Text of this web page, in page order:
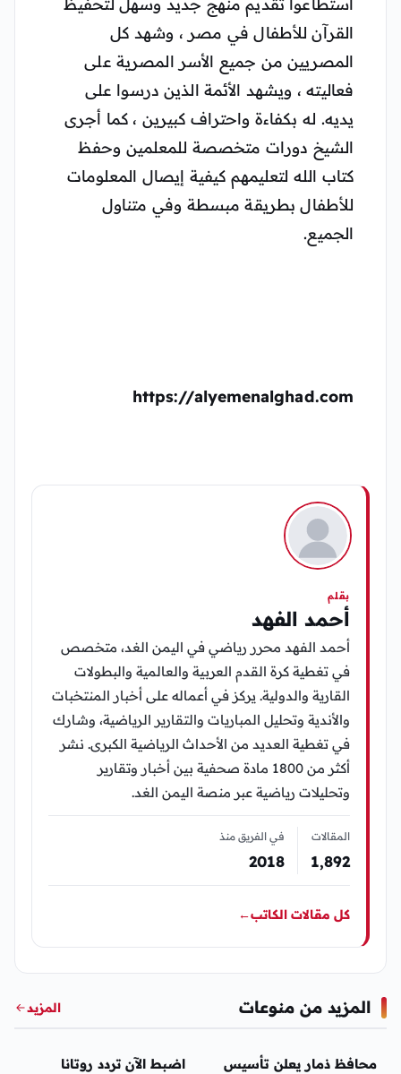
القرآن للأطفال في مصر ، وشهد كل
المصريين من جميع الأسر المصرية على
فعاليته ، ويشهد الأئمة الذين درسوا على
يديه. له بكفاءة واحتراف كبيرين ، كما أجرى
الشيخ دورات متخصصة للمعلمين وحفظ
كتاب الله لتعليمهم كيفية إيصال المعلومات
للأطفال بطريقة مبسطة وفي متناول
الجميع.
https://alyemenalghad.com
بقلم
أحمد الفهد
أحمد الفهد محرر رياضي في اليمن الغد، متخصص
في تغطية كرة القدم العربية والعالمية والبطولات
القارية والدولية. يركز في أعماله على أخبار المنتخبات
والأندية وتحليل المباريات والتقارير الرياضية، وشارك
في تغطية العديد من الأحداث الرياضية الكبرى. نشر
أكثر من 1800 مادة صحفية بين أخبار وتقارير
وتحليلات رياضية عبر منصة اليمن الغد.
المقالات
1٬892
في الفريق منذ
2018
كل مقالات الكاتب←
المزيد من منوعات المزيد
منوعات
محافظ ذمار يعلن تأسيس
منوعات
اضبط الآن تردد روتانا